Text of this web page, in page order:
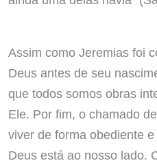
Assim como Jeremias foi
Deus antes de seu
que todos somos obras
Ele. Por fim, o chamado
viver de forma obediente
Deus está ao nosso lado.